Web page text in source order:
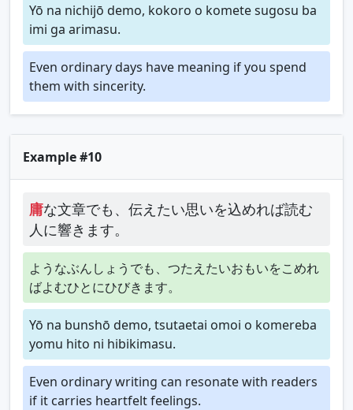
Yō na nichijō demo, kokoro o komete sugosu ba
imi ga arimasu.
Even ordinary days have meaning if you spend
them with sincerity.
Example #10
庸な文章でも、伝えたい思いを込めれば読む
人に響きます。
ようなぶんしょうでも、つたえたいおもいをこめれ
ばよむひとにひびきます。
Yō na bunshō demo, tsutaetai omoi o komereba
yomu hito ni hibikimasu.
Even ordinary writing can resonate with readers
if it carries heartfelt feelings.